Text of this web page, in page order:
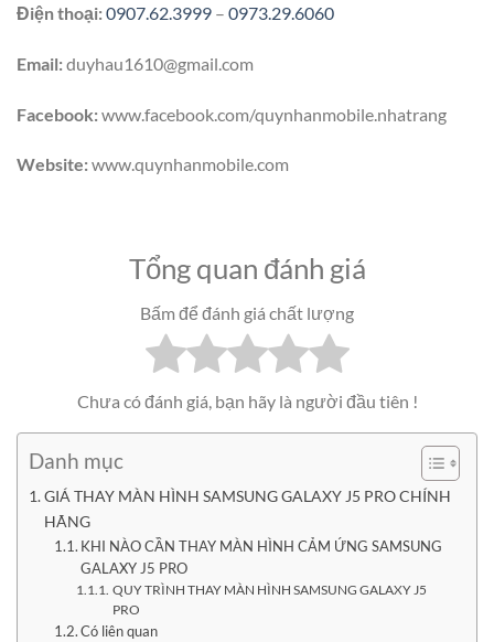
Điện thoại:0907.62.3999 – 0973.29.6060
Email:duyhau1610@gmail.com
Facebook:www.facebook.com/quynhanmobile.nhatrang
Website:www.quynhanmobile.com
Tổng quan đánh giá
Bấm để đánh giá chất lượng
Chưa có đánh giá, bạn hãy là người đầu tiên !
Danh mục
GIÁ THAY MÀN HÌNH SAMSUNG GALAXY J5 PRO CHÍNH
HÃNG
KHI NÀO CẦN THAY MÀN HÌNH CẢM ỨNG SAMSUNG
GALAXY J5 PRO
QUY TRÌNH THAY MÀN HÌNH SAMSUNG GALAXY J5
PRO
Có liên quan